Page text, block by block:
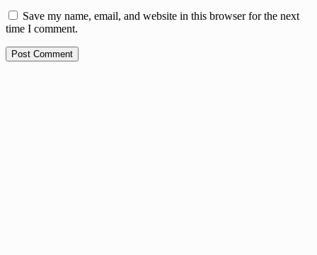
Save my name, email, and website in this browser for the next
time I comment.